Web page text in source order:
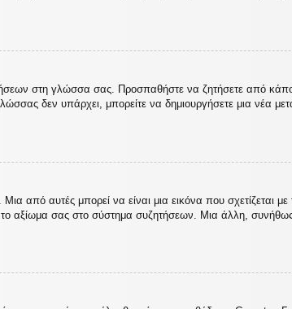
στη γλώσσα σας. Προσπαθήστε να ζητήσετε από
δεν υπάρχει, μπορείτε να δημιουργήσετε μια νέα
από αυτές μπορεί να είναι μια εικόνα που σχετίζεται
αξίωμα σας στο σύστημα συζητήσεων. Μια άλλη,